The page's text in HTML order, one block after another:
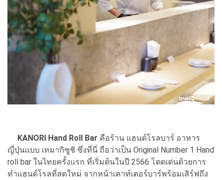
KANORI Hand Roll Bar คือร้าน แฮนด์โรลบาร์ อาหาร
ญี่ปุ่นแบบ เทมากิซูชิ ซึ่งที่นี่ ถือว่าเป็น Original Number 1 Hand
roll bar ในไทยครั้งแรก ที่เริ่มต้นในปี 2566 โดดเด่นด้วยการ
ทำแฮนด์โรลที่สดใหม่ จากหน้าเคาท์เตอร์บาร์พร้อมเสิร์ฟถึง